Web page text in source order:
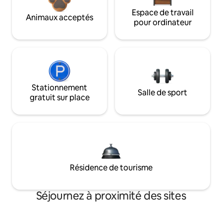
Animaux acceptés
Espace de travail
pour ordinateur
Stationnement
gratuit sur place
Salle de sport
Résidence de tourisme
Séjournez à proximité des sites